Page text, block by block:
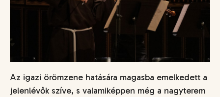
Az igazi örömzene hatására magasba emelkedett a
jelenlévők szíve, s valamiképpen még a nagyterem